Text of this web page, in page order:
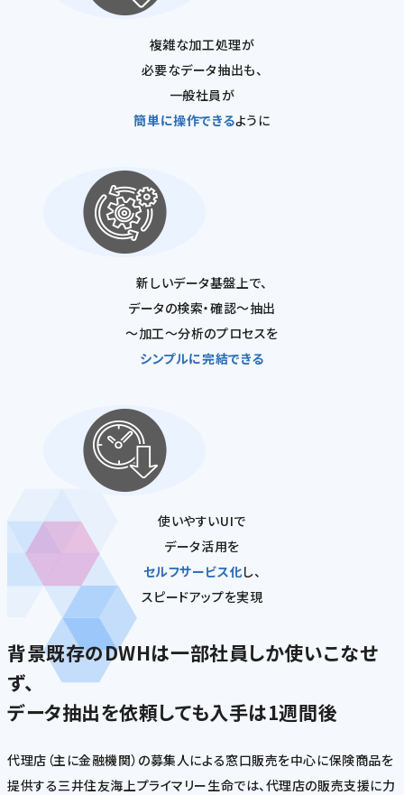
複雑な加工処理が
必要なデータ抽出も、
一般社員が
簡単に操作できるように
新しいデータ基盤上で、
データの検索・確認～抽出
～加工～分析のプロセスを
シンプルに完結できる
使いやすいUIで
データ活用を
セルフサービス化し、
スピードアップを実現
背景既存のDWHは一部社員しか使いこなせ
ず、
データ抽出を依頼しても入手は1週間後
代理店（主に金融機関）の募集人による窓口販売を中心に保険商品を
提供する三井住友海上プライマリー生命では、代理店の販売支援に力